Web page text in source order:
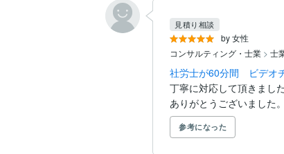
by 女性
見積り相談
コンサルティング・士業 > 士
社労士が60分間 ビデオ
丁寧に対応して頂きました
ありがとうございました。
参考になった